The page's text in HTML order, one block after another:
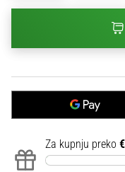
kopačkama
svake
gola…
Za kupnju preko